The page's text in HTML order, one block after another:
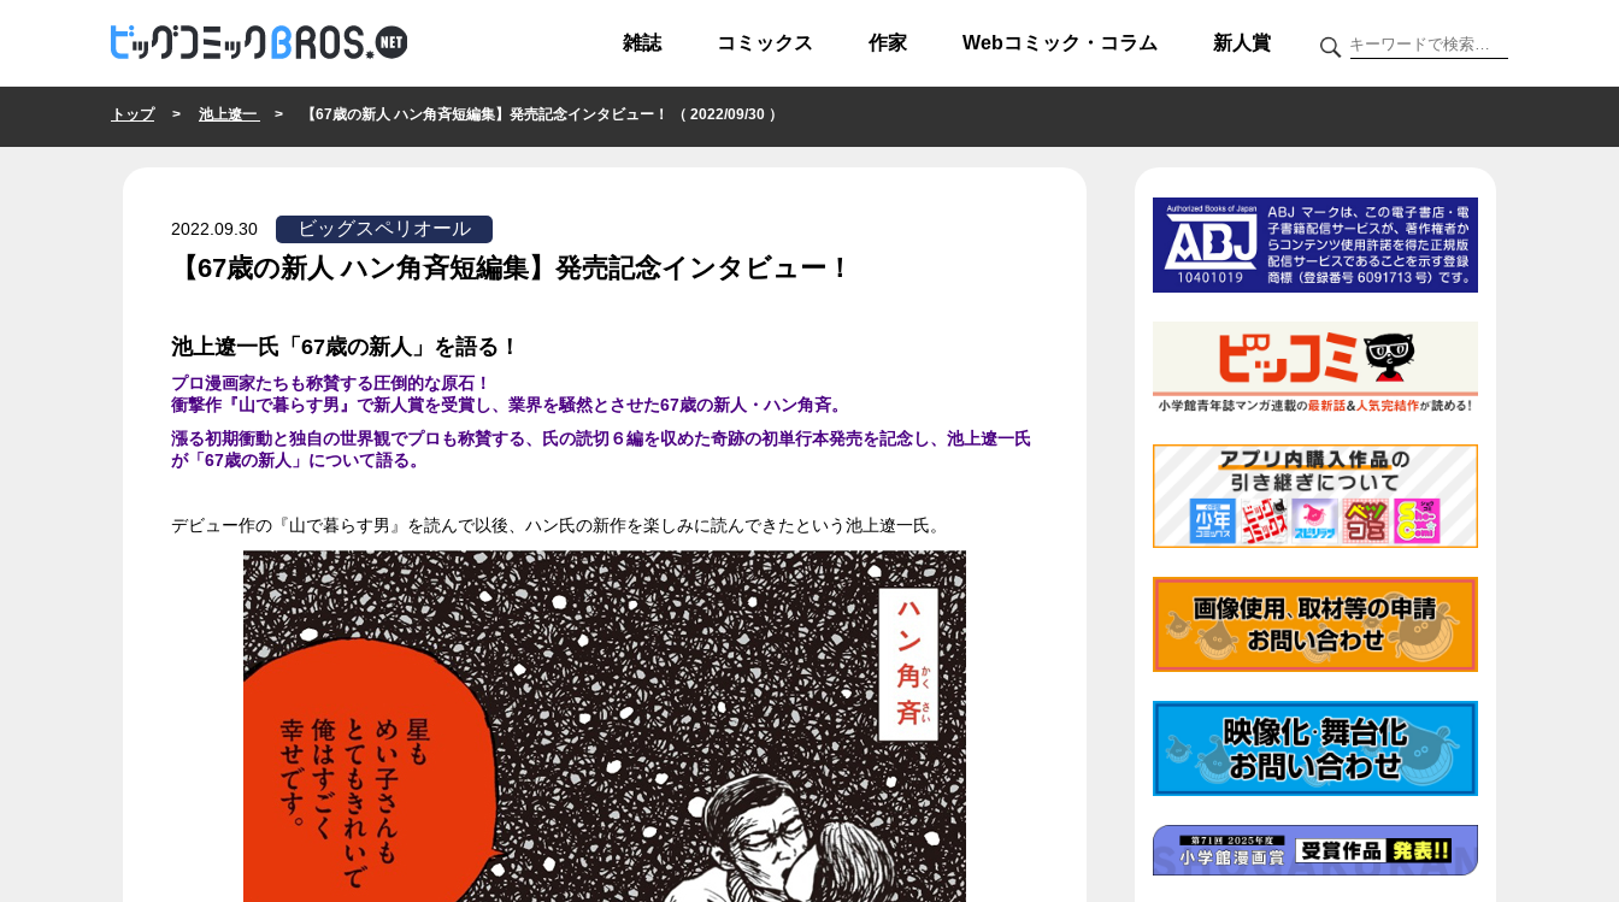
雑誌 コミックス 作家 Webコミック・コラム 新人賞
トップ> 池上遼一 > 【67歳の新人 ハン角斉短編集】発売記念インタビュー！ （ 2022/09/30 ）
ビッグスペリオール
2022.09.30
【67歳の新人 ハン角斉短編集】発売記念インタビュー！
池上遼一氏「67歳の新人」を語る！
プロ漫画家たちも称賛する圧倒的な原石！
衝撃作『山で暮らす男』で新人賞を受賞し、業界を騒然とさせた67歳の新人・ハン角斉。
漲る初期衝動と独自の世界観でプロも称賛する、氏の読切６編を収めた奇跡の初単行本発売を記念し、池上遼一氏
が「67歳の新人」について語る。
デビュー作の『山で暮らす男』を読んで以後、ハン氏の新作を楽しみに読んできたという池上遼一氏。